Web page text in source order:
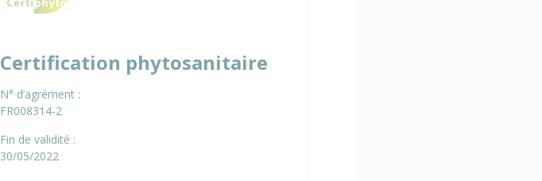
Certification phytosanitaire
N° d’agrément :
FR008314-2
Fin de validité :
30/05/2022